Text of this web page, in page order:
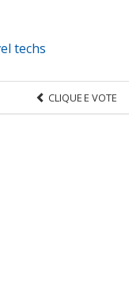
techs
CLIQUE E VOTE
alagev-da-inicio-a-
ferramentas
Editora é protegido
sem